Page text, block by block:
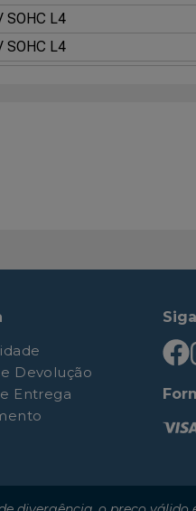
SOHC L4
SOHC L4
SOHC L4
SOHC L4
SOHC L4
SOHC L4
SOHC L4
L4
Devolução
Entrega